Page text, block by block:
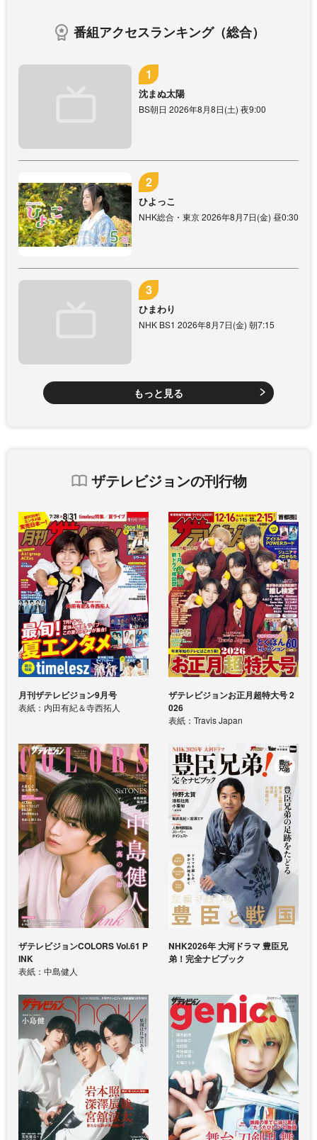
番組アクセスランキング（総合）
沈まぬ太陽
BS朝日 2026年8月8日(土) 夜9:00
ひよっこ
NHK総合・東京 2026年8月7日(金) 昼0:30
ひまわり
NHK BS1 2026年8月7日(金) 朝7:15
もっと見る
ザテレビジョンの刊行物
月刊ザテレビジョン9月号
表紙：内田有紀＆寺西拓人
ザテレビジョンお正月超特大号 2
026
表紙：Travis Japan
ザテレビジョンCOLORS Vol.61 P
INK
表紙：中島健人
NHK2026年 大河ドラマ 豊臣兄
弟！完全ナビブック